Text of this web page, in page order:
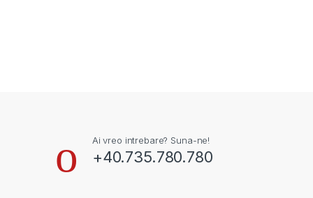
Ai vreo intrebare? Suna-ne!
+40.735.780.780